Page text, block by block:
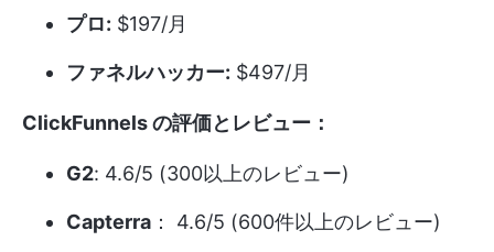
プロ: $197/月
ファネルハッカー: $497/月
ClickFunnels の評価とレビュー：
G2: 4.6/5 (300以上のレビュー)
Capterra ： 4.6/5 (600件以上のレビュー)